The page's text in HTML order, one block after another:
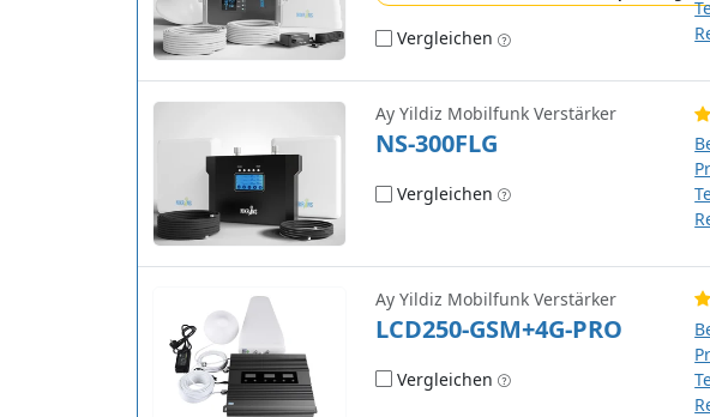
Vergleichen
Ay Yildiz Mobilfunk Verstärker
NS-300FLG
Vergleichen
Ay Yildiz Mobilfunk Verstärker
LCD250-GSM+4G-PRO
Vergleichen